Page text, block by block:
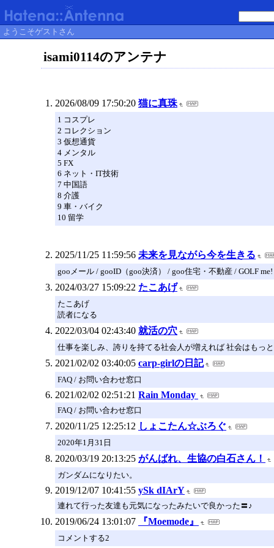
ようこそゲストさん
isami0114のアンテナ
2026/08/09 17:50:20 猫に真珠
1 コスプレ
2 コレクション
3 仮想通貨
4 メンタル
5 FX
6 ネット・IT技術
7 中国語
8 介護
9 車・バイク
10 留学
2025/11/25 11:59:56 未来を見ながら今を生きる
gooメール / gooID（goo決済） / goo住宅・不動産 / GOLF me!
2024/03/27 15:09:22 たこあげ
たこあげ
読者になる
2022/03/04 02:43:40 就活の穴
仕事を楽しみ、誇りを持てる社会人が増えれば 社会はもっと
2021/02/02 03:40:05 carp-girlの日記
FAQ / お問い合わせ窓口
2021/02/02 02:51:21 Rain Monday
FAQ / お問い合わせ窓口
2020/11/25 12:25:12 しょこたん☆ぶろぐ
2020年1月31日
2020/03/19 20:13:25 がんばれ、生協の白石さん！
ガンダムになりたい。
2019/12/07 10:41:55 ySk dIArY
連れて行った友達も元気になったみたいで良かった〓♪
2019/06/24 13:01:07 『Moemode』
コメントする2